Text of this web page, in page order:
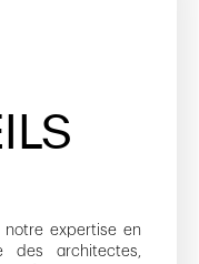
notre expertise en
des architectes,